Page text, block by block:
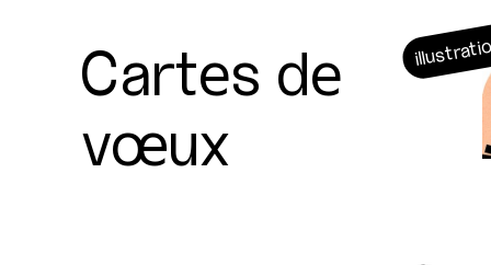
Cartes de
vœux